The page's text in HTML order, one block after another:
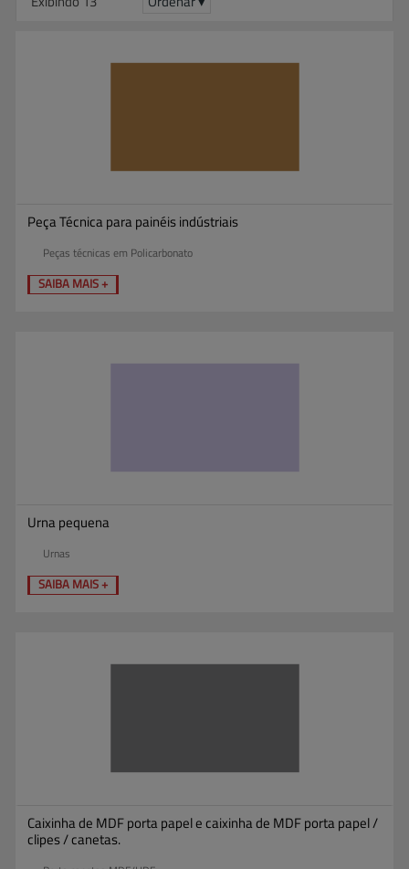
Peça Técnica para painéis indústriais
Peças técnicas em Policarbonato
SAIBA MAIS +
Urna pequena
Urnas
SAIBA MAIS +
Caixinha de MDF porta papel e caixinha de MDF porta papel /
clipes / canetas.